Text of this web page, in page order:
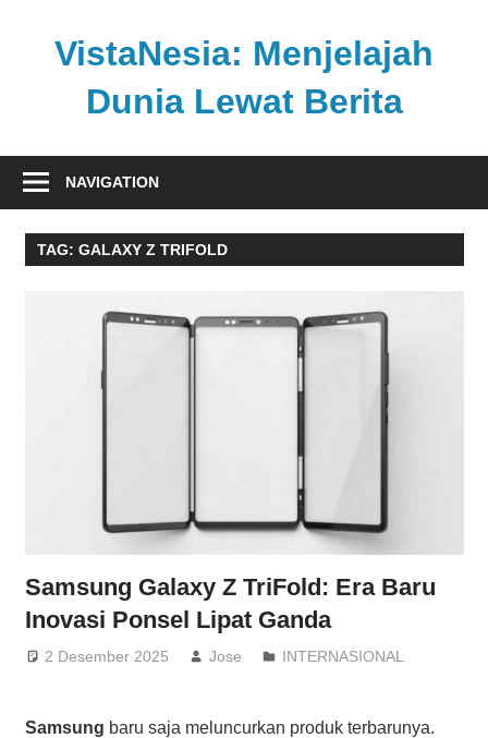
VistaNesia: Menjelajah
Dunia Lewat Berita
nasional
global
dalam
NAVIGATION
TAG: GALAXY Z TRIFOLD
Samsung Galaxy Z TriFold: Era Baru
Inovasi Ponsel Lipat Ganda
2 Desember 2025 Jose INTERNASIONAL
Samsung baru saja meluncurkan produk terbarunya.